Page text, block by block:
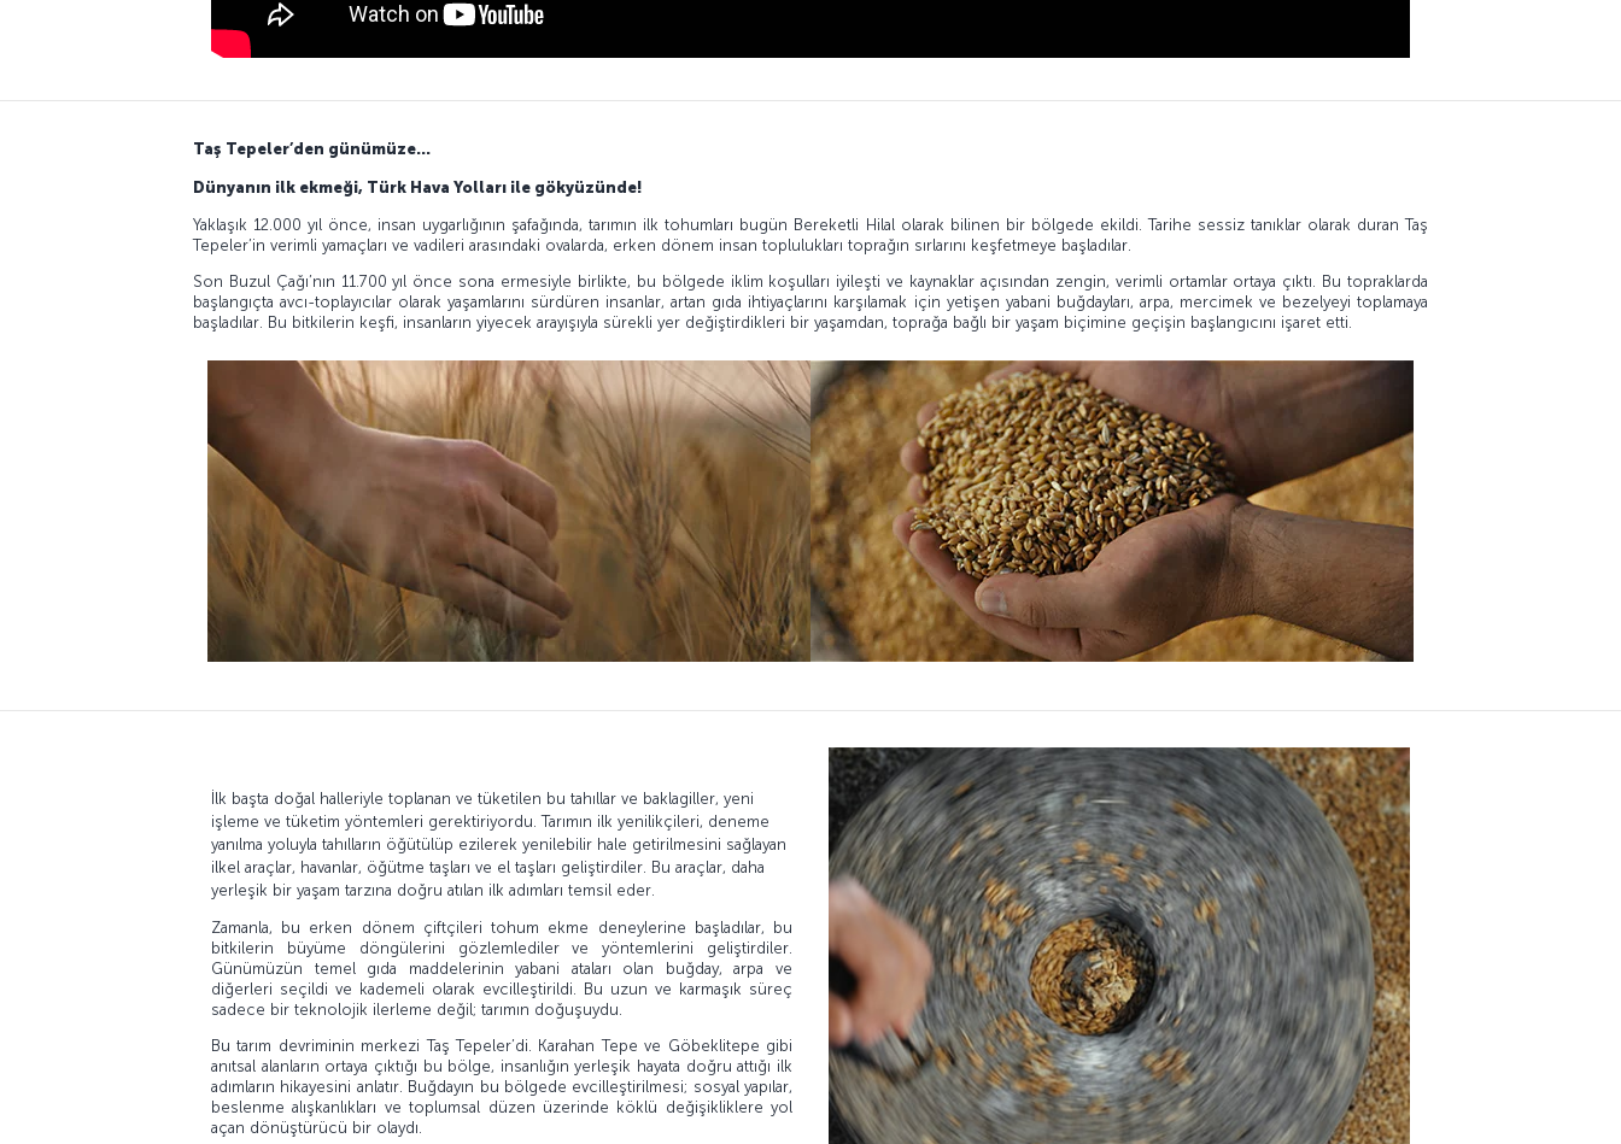
Taş Tepeler’den günümüze…
Dünyanın ilk ekmeği, Türk Hava Yolları ile gökyüzünde!
Yaklaşık 12.000 yıl önce, insan uygarlığının şafağında, tarımın ilk tohumları bugün Bereketli Hilal olarak bilinen bir bölgede ekildi. Tarihe sessiz tanıklar olarak duran Taş
Tepeler’in verimli yamaçları ve vadileri arasındaki ovalarda, erken dönem insan toplulukları toprağın sırlarını keşfetmeye başladılar.
Son Buzul Çağı’nın 11.700 yıl önce sona ermesiyle birlikte, bu bölgede iklim koşulları iyileşti ve kaynaklar açısından zengin, verimli ortamlar ortaya çıktı. Bu topraklarda
başlangıçta avcı-toplayıcılar olarak yaşamlarını sürdüren insanlar, artan gıda ihtiyaçlarını karşılamak için yetişen yabani buğdayları, arpa, mercimek ve bezelyeyi toplamaya
başladılar. Bu bitkilerin keşfi, insanların yiyecek arayışıyla sürekli yer değiştirdikleri bir yaşamdan, toprağa bağlı bir yaşam biçimine geçişin başlangıcını işaret etti.
İlk başta doğal halleriyle toplanan ve tüketilen bu tahıllar ve baklagiller, yeni
işleme ve tüketim yöntemleri gerektiriyordu. Tarımın ilk yenilikçileri, deneme
yanılma yoluyla tahılların öğütülüp ezilerek yenilebilir hale getirilmesini sağlayan
ilkel araçlar, havanlar, öğütme taşları ve el taşları geliştirdiler. Bu araçlar, daha
yerleşik bir yaşam tarzına doğru atılan ilk adımları temsil eder.
Zamanla, bu erken dönem çiftçileri tohum ekme deneylerine başladılar, bu
bitkilerin büyüme döngülerini gözlemlediler ve yöntemlerini geliştirdiler.
Günümüzün temel gıda maddelerinin yabani ataları olan buğday, arpa ve
diğerleri seçildi ve kademeli olarak evcilleştirildi. Bu uzun ve karmaşık süreç
sadece bir teknolojik ilerleme değil; tarımın doğuşuydu.
Bu tarım devriminin merkezi Taş Tepeler’di. Karahan Tepe ve Göbeklitepe gibi
anıtsal alanların ortaya çıktığı bu bölge, insanlığın yerleşik hayata doğru attığı ilk
adımların hikayesini anlatır. Buğdayın bu bölgede evcilleştirilmesi; sosyal yapılar,
beslenme alışkanlıkları ve toplumsal düzen üzerinde köklü değişikliklere yol
açan dönüştürücü bir olaydı.